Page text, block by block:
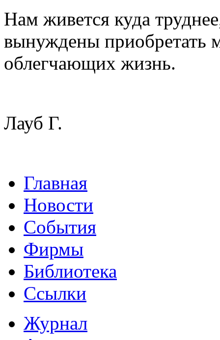
Нам живется куда
вынуждены приобретать
облегчающих жизнь.
Лауб Г.
Главная
Новости
События
Фирмы
Библиотека
Ссылки
Журнал